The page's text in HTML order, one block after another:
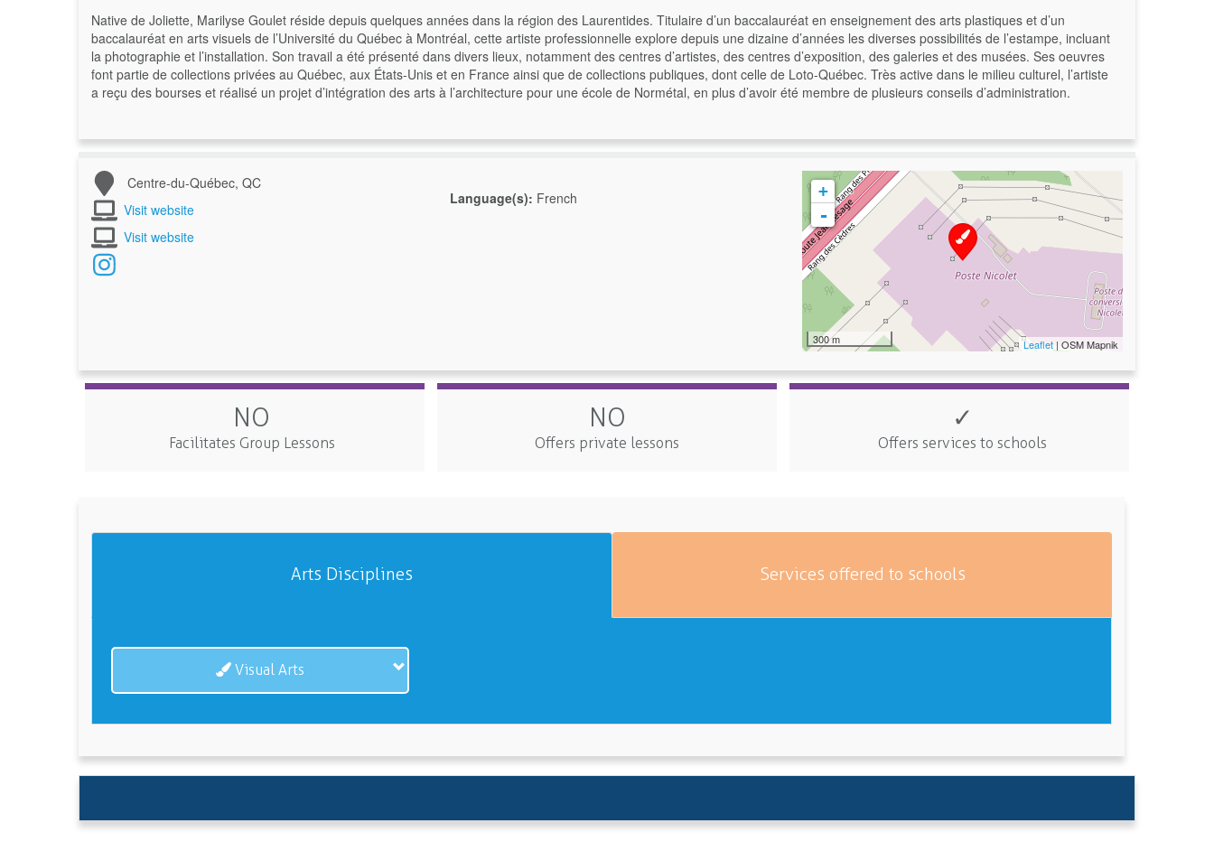
Native de Joliette, Marilyse Goulet réside depuis quelques années dans la région des Laurentides. Titulaire d’un baccalauréat en enseignement des arts plastiques et d’un
baccalauréat en arts visuels de l’Université du Québec à Montréal, cette artiste professionnelle explore depuis une dizaine d’années les diverses possibilités de l’estampe, incluant
la photographie et l’installation. Son travail a été présenté dans divers lieux, notamment des centres d’artistes, des centres d’exposition, des galeries et des musées. Ses oeuvres
font partie de collections privées au Québec, aux États-Unis et en France ainsi que de collections publiques, dont celle de Loto-Québec. Très active dans le milieu culturel, l’artiste
a reçu des bourses et réalisé un projet d’intégration des arts à l’architecture pour une école de Normétal, en plus d’avoir été membre de plusieurs conseils d’administration.
Centre-du-Québec, QC
Visit website
Visit website
Language(s): French +
-
300 m Leaflet | OSM Mapnik
NO
Facilitates Group Lessons
NO
Offers private lessons
✓
Offers services to schools
Arts Disciplines Services offered to schools
Visual Arts